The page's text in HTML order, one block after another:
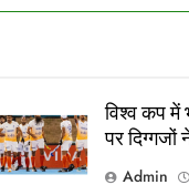
विश्व कप में
पर दिग्गजों
Admin